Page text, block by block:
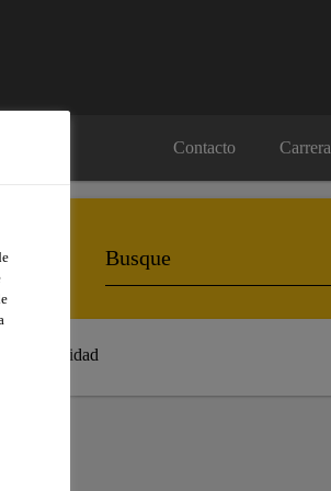
Contacto Carrera
Sostenibilidad